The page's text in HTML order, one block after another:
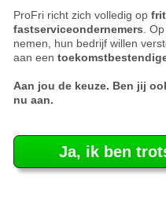
ProFri richt zich volledig op
fastserviceondernemers .
nemen, hun bedrijf willen
aan een
Aan jou de keuze. Ben jij
nu aan.
Ja, ik ben